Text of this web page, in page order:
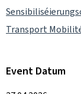
Transport
Event Datum